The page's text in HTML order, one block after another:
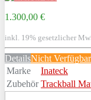
1.300,00 €
inkl. 19% gesetzlicher
DetailsNicht Verfügbar
Marke
Inateck
Zubehör Trackball